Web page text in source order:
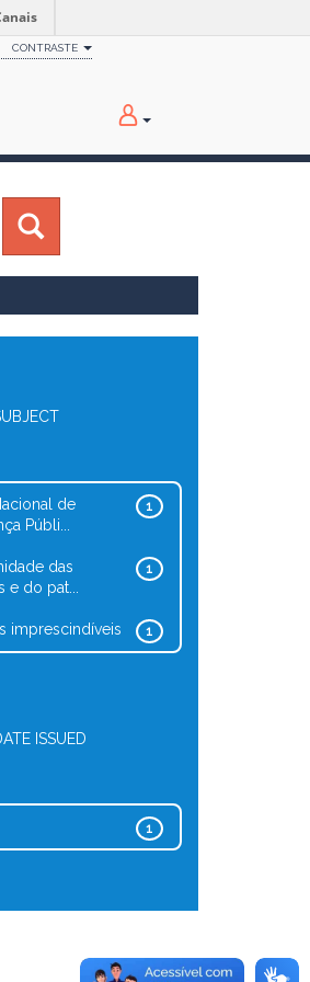
CONTRASTE
1
de
Públi...
1
das
e do pat...
1
imprescindíveis
ISSUED
1